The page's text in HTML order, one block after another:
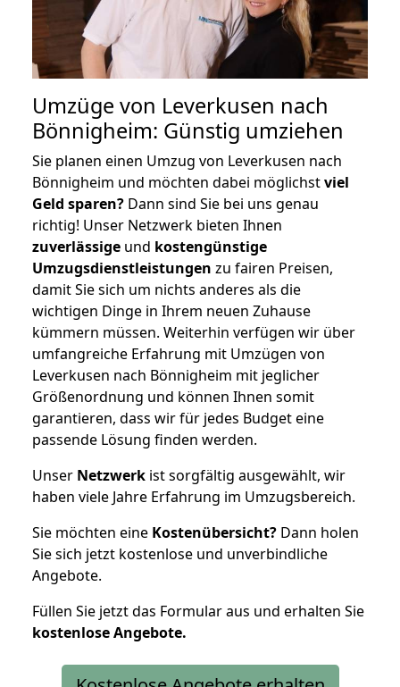
Umzüge von Leverkusen nach
Bönnigheim: Günstig umziehen
Sie planen einen Umzug von Leverkusen nach
Bönnigheim und möchten dabei möglichstviel
Geld sparen? Dann sind Sie bei uns genau
richtig! Unser Netzwerk bieten Ihnen
zuverlässige und kostengünstige
Umzugsdienstleistungen zu fairen Preisen,
damit Sie sich um nichts anderes als die
wichtigen Dinge in Ihrem neuen Zuhause
kümmern müssen. Weiterhin verfügen wir über
umfangreiche Erfahrung mit Umzügen von
Leverkusen nach Bönnigheim mit jeglicher
Größenordnung und können Ihnen somit
garantieren, dass wir für jedes Budget eine
passende Lösung finden werden.
Unser Netzwerk ist sorgfältig ausgewählt, wir
haben viele Jahre Erfahrung im Umzugsbereich.
Sie möchten eine Kostenübersicht? Dann holen
Sie sich jetzt kostenlose und unverbindliche
Angebote.
Füllen Sie jetzt das Formular aus und erhalten Sie
kostenloseAngebote.